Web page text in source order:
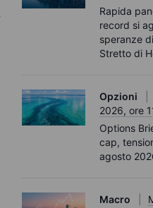
Rapida
record si
speranze
Stretto di
Opzioni
2026, ore
Options
cap,
agosto
Macro